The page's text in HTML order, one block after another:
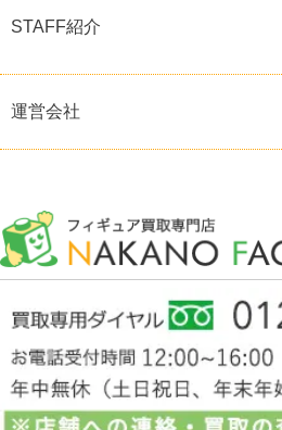
STAFF紹介
運営会社